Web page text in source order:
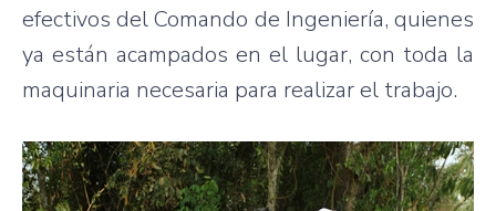
efectivos del Comando de Ingeniería, quienes
ya están acampados en el lugar, con toda la
maquinaria necesaria para realizar el trabajo.